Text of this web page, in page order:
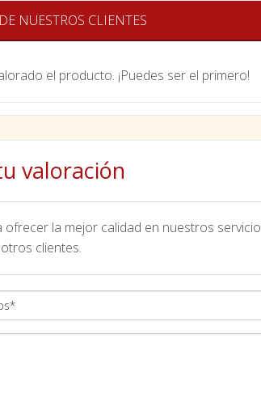
NUESTROS CLIENTES
el producto. ¡Puedes ser el primero!
valoración
ofrecer la mejor calidad en nuestros
clientes.